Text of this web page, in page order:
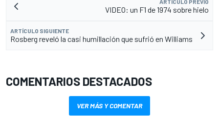
VIDEO: un F1 de 1974 sobre hielo
ARTÍCULO SIGUIENTE
Rosberg reveló la casi humillación que sufrió en Williams
COMENTARIOS DESTACADOS
VER MÁS Y COMENTAR